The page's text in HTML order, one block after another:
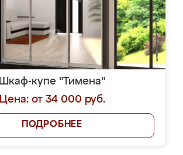
Шкаф-купе "Тимена"
Цена: от 34 000 руб.
ПОДРОБНЕЕ